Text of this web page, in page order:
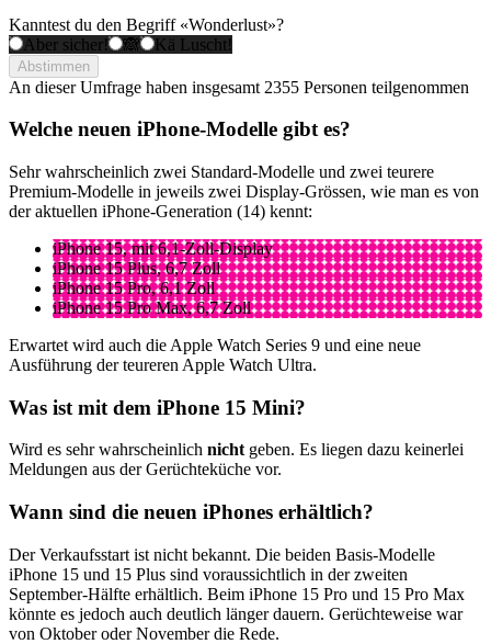
Kanntest du den Begriff «Wonderlust»?
Aber sicher!
🙈 Kä Luscht!
Abstimmen
An dieser Umfrage haben insgesamt 2355 Personen teilgenommen
Welche neuen iPhone-Modelle gibt es?
Sehr wahrscheinlich zwei Standard-Modelle und zwei teurere
Premium-Modelle in jeweils zwei Display-Grössen, wie man es von
der aktuellen iPhone-Generation (14) kennt:
iPhone 15, mit 6,1-Zoll-Display
iPhone 15‌ Plus, 6,7 Zoll
iPhone 15 Pro, 6,1 Zoll
iPhone 15 Pro‌ Max, 6,7 Zoll
Erwartet wird auch die Apple Watch Series 9 und eine neue
Ausführung der teureren Apple Watch Ultra.
Was ist mit dem iPhone 15 Mini?
Wird es sehr wahrscheinlich nichtgeben. Es liegen dazu keinerlei
Meldungen aus der Gerüchteküche vor.
Wann sind die neuen iPhones erhältlich?
Der Verkaufsstart ist nicht bekannt. Die beiden Basis-Modelle
iPhone 15 und 15 Plus sind voraussichtlich in der zweiten
September-Hälfte erhältlich. Beim iPhone 15 Pro und 15 Pro Max
könnte es jedoch auch deutlich länger dauern. Gerüchteweise war
von Oktober oder November die Rede.